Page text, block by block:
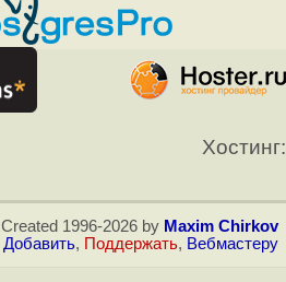
Хостинг:
Created 1996-2026 by Maxim Chirkov
Добавить, Поддержать, Вебмастеру